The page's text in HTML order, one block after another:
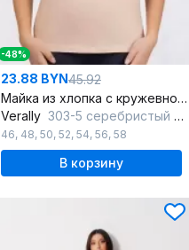
-48%
23.88 BYN45.92
Майка из хлопка с кружевной отделкой Круглогодичная
Verally 303-5 серебристый пион
46, 48, 50, 52, 54, 56, 58
В корзину